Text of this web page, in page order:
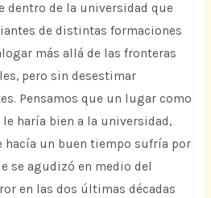
dentro de la universidad que
de distintas formaciones
más allá de las fronteras
pero sin desestimar
Pensamos que un lugar como
haría bien a la universidad,
hacía un buen tiempo sufría por
se agudizó en medio del
en las dos últimas décadas